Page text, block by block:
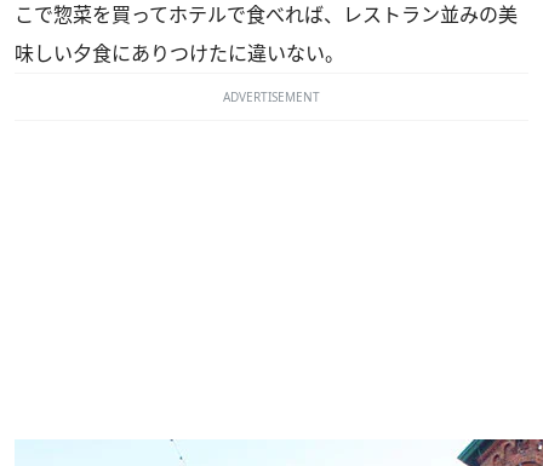
こで惣菜を買ってホテルで食べれば、レストラン並みの美
味しい夕食にありつけたに違いない。
ADVERTISEMENT